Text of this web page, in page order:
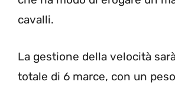
cavalli.
La gestione della velocità
totale di 6 marce, con un